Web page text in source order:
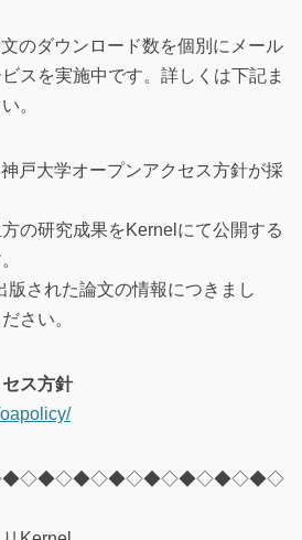
のダウンロード数を個別にメール
スを実施中です。詳しくは下記ま
。
戸大学オープンアクセス方針が採
の研究成果をKernelにて公開する
版された論文の情報につきまし
さい。
ス方針